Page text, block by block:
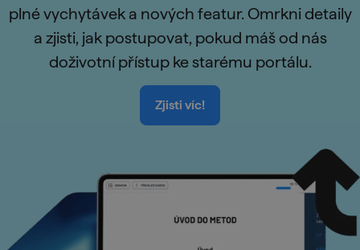
plné vychytávek a nových featur. Omrkni detaily
a zjisti, jak postupovat, pokud máš od nás
doživotní přístup ke starému portálu.
Zjisti víc!